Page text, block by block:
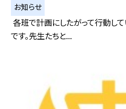
お知らせ
各班で計画にしたがって行動し
です。先生たちと...